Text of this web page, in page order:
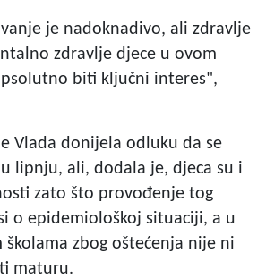
je nadoknadivo, ali zdravlje
zdravlje djece u ovom
biti ključni interes",
Vlada donijela odluku da se
lipnju, ali, dodala je, djeca su i
zato što provođenje tog
o epidemiološkoj situaciji, a u
školama zbog oštećenja nije ni
maturu.